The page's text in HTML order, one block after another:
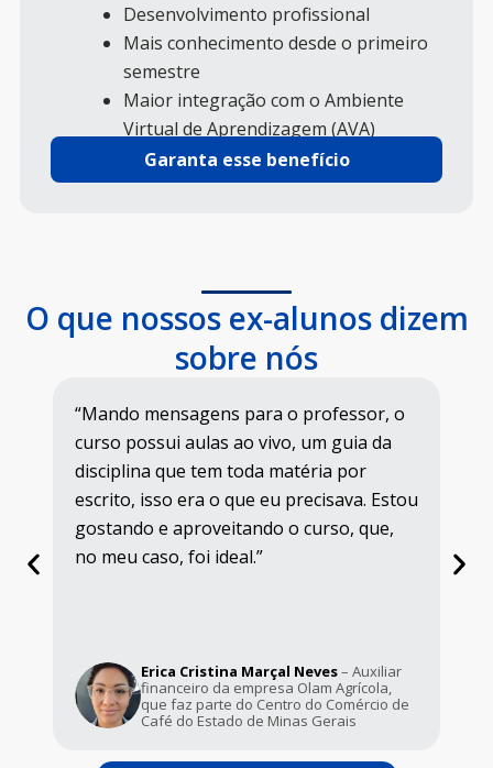
Desenvolvimento profissional
Mais conhecimento desde o primeiro
semestre
Maior integração com o Ambiente
Virtual de Aprendizagem (AVA)
Garanta esse benefício
O que nossos ex-alunos dizem
sobre nós
para o professor, o
vivo, um guia da
matéria por
eu precisava. Estou
o curso, que,
Marçal Neves– Auxiliar
Olam Agrícola,
Centro do Comércio de
de Minas Gerais
“O aluno pode fazer o curso
precisará vir à Universidade
provas. Ele tem todo o apoio
professores e tutores,
dúvidas e utilizar os
desse ambiente. Isso dá
Juciene Pereira
para docência na ETEC –
de Praia Grande